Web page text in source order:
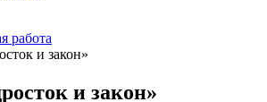
работа
и закон»
и закон»